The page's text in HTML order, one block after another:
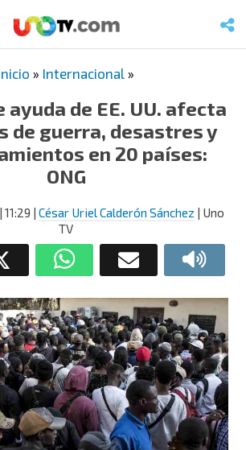
» Internacional »
ayuda de EE. UU. afecta
de guerra, desastres y
en 20 países:
ONG
| 11:29 | César Uriel Calderón Sánchez | Uno
TV